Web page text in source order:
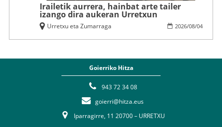
Irailetik aurrera, hainbat arte tailer
izango dira aukeran Urretxun
2026/08/04
Urretxu eta Zumarraga
Goierriko Hitza
943 72 34 08
goierri@hitza.eus
Iparragirre, 11 20700 – URRETXU